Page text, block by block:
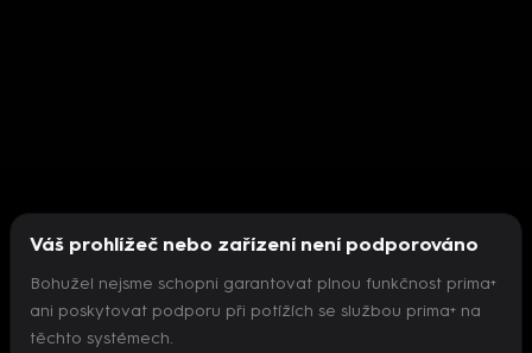
Nepodařilo se inicializovat přehrávač
Váš prohlížeč nebo zařízení není podporováno
Bohužel nejsme schopni garantovat plnou funkčnost prima+
ani poskytovat podporu při potížích se službou prima+ na
těchto systémech.